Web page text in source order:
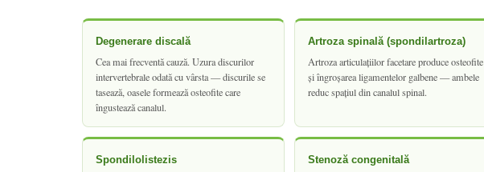
Degenerare discală
Cea mai frecventă cauză. Uzura discurilor
intervertebrale odată cu vârsta — discurile se
tasează, oasele formează osteofite care
îngustează canalul.
Artroza spinală (spondilartroza)
Artroza articulațiilor facetare produce osteofite
și îngroșarea ligamentelor galbene — ambele
reduc spațiul din canalul spinal.
Spondilolistezis Stenoză congenitală